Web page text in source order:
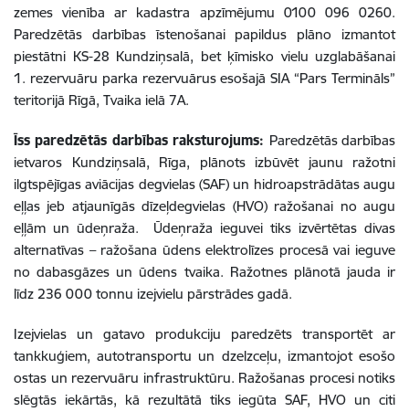
zemes vienība ar kadastra apzīmējumu 0100 096 0260.
Paredzētās darbības īstenošanai papildus plāno izmantot
piestātni KS-28 Kundziņsalā, bet ķīmisko vielu uzglabāšanai
1. rezervuāru parka rezervuārus esošajā SIA “Pars Termināls”
teritorijā Rīgā, Tvaika ielā 7A.
Īss paredzētās darbības raksturojums: Paredzētās darbības
ietvaros Kundziņsalā, Rīga, plānots izbūvēt jaunu ražotni
ilgtspējīgas aviācijas degvielas (SAF) un hidroapstrādātas augu
eļļas jeb atjaunīgās dīzeļdegvielas (HVO) ražošanai no augu
eļļām un ūdeņraža. Ūdeņraža ieguvei tiks izvērtētas divas
alternatīvas – ražošana ūdens elektrolīzes procesā vai ieguve
no dabasgāzes un ūdens tvaika. Ražotnes plānotā jauda ir
līdz 236 000 tonnu izejvielu pārstrādes gadā.
Izejvielas un gatavo produkciju paredzēts transportēt ar
tankkuģiem, autotransportu un dzelzceļu, izmantojot esošo
ostas un rezervuāru infrastruktūru. Ražošanas procesi notiks
slēgtās iekārtās, kā rezultātā tiks iegūta SAF, HVO un citi